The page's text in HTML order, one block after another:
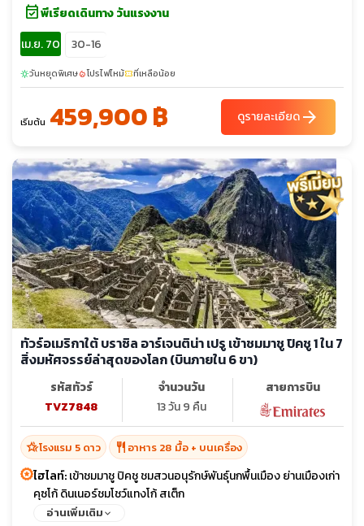
ไอเรส - ชมระบำแทงโก้ - ชมเมือง บัวโนส ไอเรส - มหาวิหารเมโทรโพ
ลิตัน - ล่องเรือชมคลองเดลต้า
event_availableพีเรียดเดินทาง วันแรงงาน
เม.ย. 70
30-16
sunnyวันหยุดพิเศษlocal_fire_departmentโปรไฟไหม้confirmation_numberที่เหลือน้อย
เริ่มต้น 459,900 ฿ ดูรายละเอียดarrow_forward
ทัวร์อเมริกาใต้ บราซิล อาร์เจนติน่า เปรู เข้าชมมาชู ปิคชู 1 ใน 7
สิ่งมหัศจรรย์ล่าสุดของโลก (บินภายใน 6 ขา)
รหัสทัวร์
TVZ7848
จำนวนวัน
13 วัน 9 คืน
สายการบิน
hotel_classโรงแรม 5 ดาว restaurant อาหาร 28 มื้อ + บนเครื่อง
ไฮไลท์:เข้าชมมาชู ปิคชู ชมสวนอนุรักษ์พันธุ์นกพื้นเมือง ย่านเมืองเก่า
คุซโก้ ดินเนอร์ชมโชว์แทงโก้ สเต็ก
อ่านเพิ่มเติม